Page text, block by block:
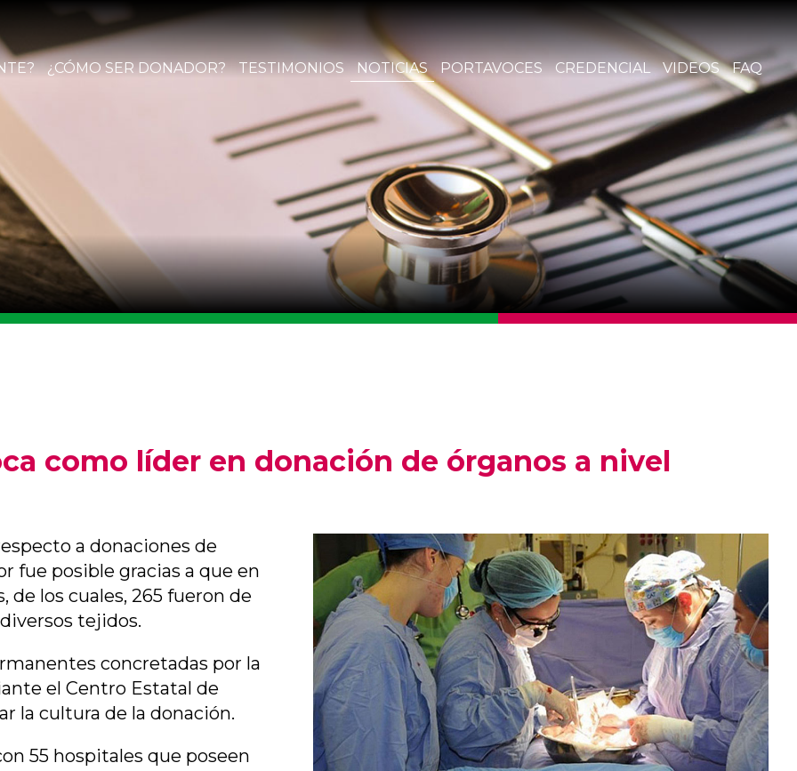
¿CÓMO SER DONADOR? TESTIMONIOS NOTICIAS PORTAVOCES CREDENCIAL VIDEOS FAQ
como líder en donación de órganos a nivel
a donaciones de
fue posible gracias a que en
de los cuales, 265 fueron de
tejidos.
concretadas por la
el Centro Estatal de
la cultura de la donación.
55 hospitales que poseen